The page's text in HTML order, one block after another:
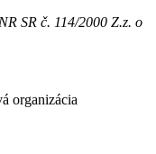
SR č. 114/2000 Z.z. o
organizácia